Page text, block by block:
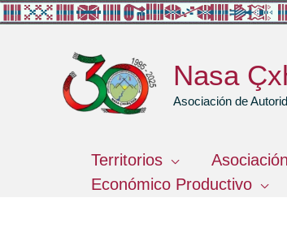
Ir
Nasa
Asociación de
Territorios Asociación
Económico Productivo